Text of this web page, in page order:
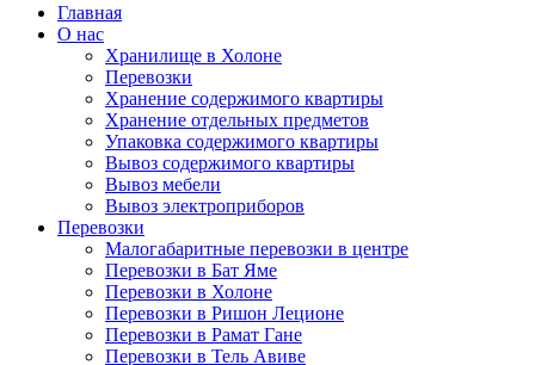
Главная
О нас
Хранилище в Холоне
Перевозки
Хранение содержимого квартиры
Хранение отдельных предметов
Упаковка содержимого квартиры
Вывоз содержимого квартиры
Вывоз мебели
Вывоз электроприборов
Перевозки
Малогабаритные перевозки в центре
Перевозки в Бат Яме
Перевозки в Холоне
Перевозки в Ришон Леционе
Перевозки в Рамат Гане
Перевозки в Тель Авиве